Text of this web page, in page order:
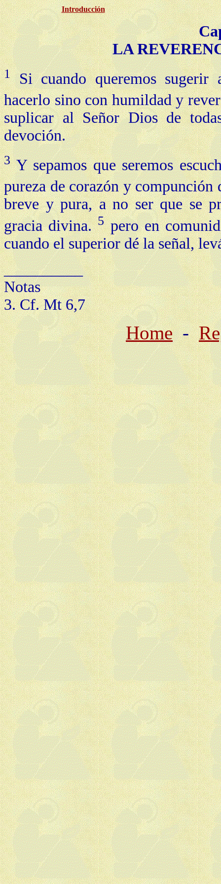
Introducción
LA
1Si cuando queremos sugerir
hacerlo sino con humildad y
suplicar al Señor Dios de
devoción.
3Y sepamos que seremos
pureza de corazón y
breve y pura, a no ser que se
gracia divina.5pero en
cuando el superior dé la señal,
__________
Notas
3. Cf. Mt 6,7
Home-